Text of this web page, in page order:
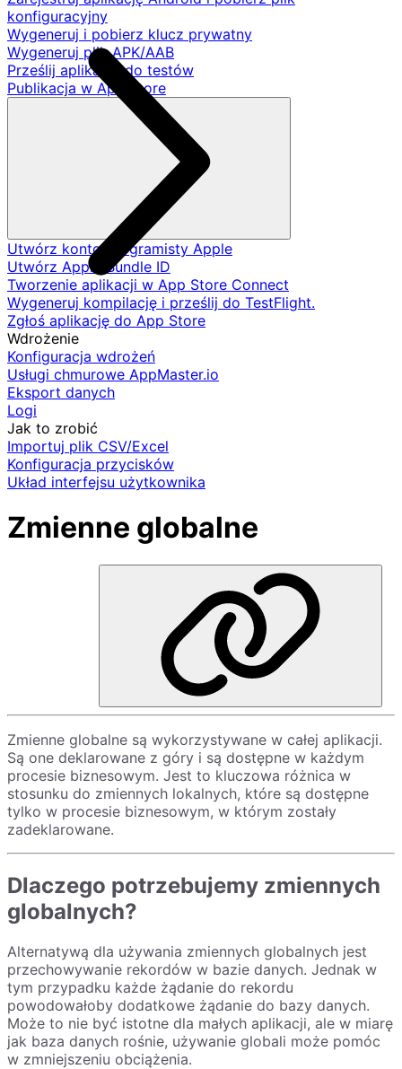
konfiguracyjny
Wygeneruj i pobierz klucz prywatny
Wygeneruj plik APK/AAB
Prześlij aplikację do testów
Publikacja w App Store
Utwórz konto programisty Apple
Utwórz Apple Bundle ID
Tworzenie aplikacji w App Store Connect
Wygeneruj kompilację i prześlij do TestFlight.
Zgłoś aplikację do App Store
Wdrożenie
Konfiguracja wdrożeń
Usługi chmurowe AppMaster.io
Eksport danych
Logi
Jak to zrobić
Importuj plik CSV/Excel
Konfiguracja przycisków
Układ interfejsu użytkownika
Zmienne globalne
Zmienne globalne są wykorzystywane w całej aplikacji.
Są one deklarowane z góry i są dostępne w każdym
procesie biznesowym. Jest to kluczowa różnica w
stosunku do zmiennych lokalnych, które są dostępne
tylko w procesie biznesowym, w którym zostały
zadeklarowane.
Dlaczego potrzebujemy zmiennych
globalnych?
Alternatywą dla używania zmiennych globalnych jest
przechowywanie rekordów w bazie danych. Jednak w
tym przypadku każde żądanie do rekordu
powodowałoby dodatkowe żądanie do bazy danych.
Może to nie być istotne dla małych aplikacji, ale w miarę
jak baza danych rośnie, używanie globali może pomóc
w zmniejszeniu obciążenia.